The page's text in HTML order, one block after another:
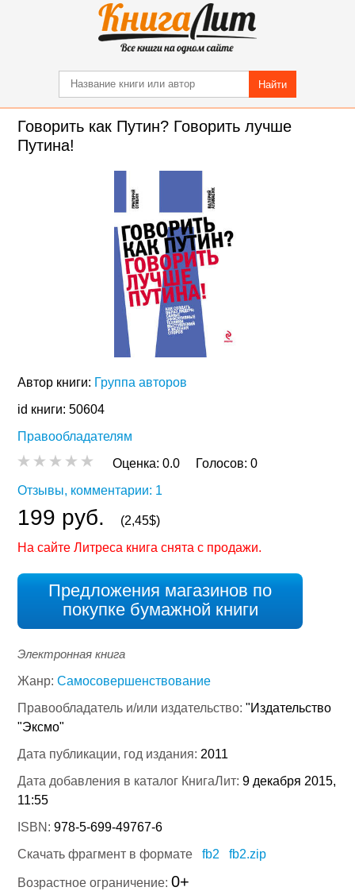
Найти
Говорить как Путин? Говорить лучше
Путина!
Автор книги: Группа авторов
id книги: 50604
Правообладателям
Оценка:0.0 Голосов:0
Отзывы, комментарии: 1
199 руб.
(2,45$)
На сайте Литреса книга снята с продажи.
Предложения магазинов по
покупке бумажной книги
Электронная книга
Жанр:Самосовершенствование
Правообладатель и/или издательство:"Издательство
"Эксмо"
Дата публикации, год издания: 2011
Дата добавления в каталог КнигаЛит:9 декабря 2015,
11:55
ISBN:978-5-699-49767-6
Скачать фрагмент в формате
fb2 fb2.zip
Возрастное ограничение:0+